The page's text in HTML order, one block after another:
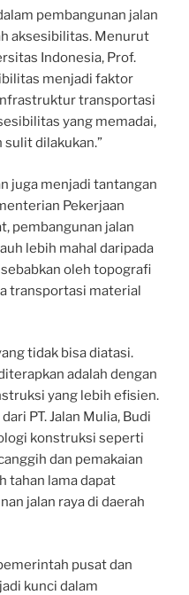
pembangunan jalan
aksesibilitas. Menurut
Indonesia, Prof.
menjadi faktor
transportasi
yang memadai,
sulit dilakukan.”
juga menjadi tantangan
Pekerjaan
pembangunan jalan
lebih mahal daripada
oleh topografi
transportasi material
tidak bisa diatasi.
adalah dengan
yang lebih efisien.
PT. Jalan Mulia, Budi
konstruksi seperti
dan pemakaian
tahan lama dapat
jalan raya di daerah
pusat dan
kunci dalam